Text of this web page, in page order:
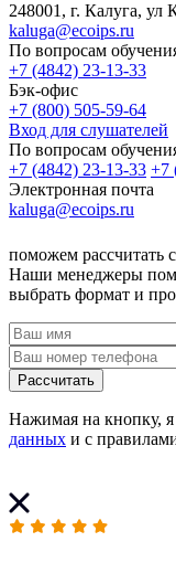
248001, г. Калуга, ул
kaluga@ecoips.ru
По вопросам
+7 (4842) 23-13-33
Бэк-офис
+7 (800) 505-59-64
Вход для слушателей
По вопросам
+7 (4842) 23-13-33 +7
Электронная почта
kaluga@ecoips.ru
поможем рассчитать
Наши менеджеры
выбрать формат и
Рассчитать
Нажимая на кнопку,
данных и с